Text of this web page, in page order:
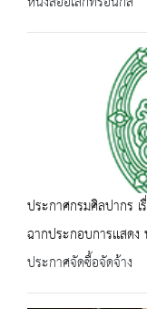
ประกาศกรมศิลปากร เ
ฉากประกอบการเเสดง
ประกาศจัดซื้อจัดจ้าง